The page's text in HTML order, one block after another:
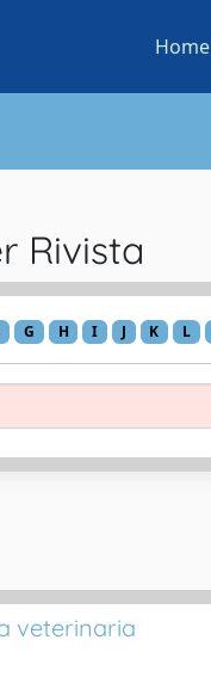
Home
Rivista
G H I J K L
veterinaria